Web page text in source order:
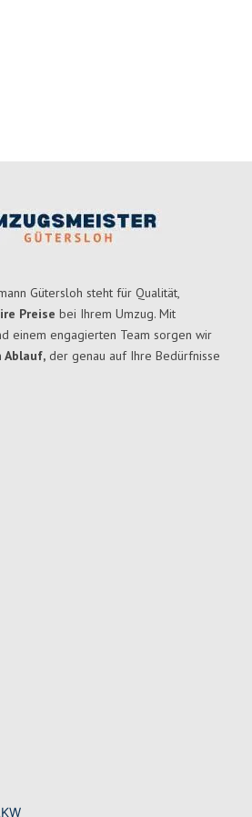
Gütersloh steht für Qualität,
Preise bei Ihrem Umzug. Mit
einem engagierten Team sorgen wir
Ablauf, der genau auf Ihre Bedürfnisse